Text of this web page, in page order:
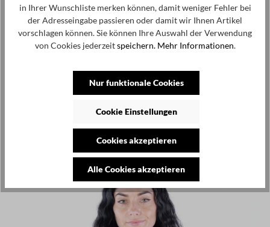
Zum Merkzettel hinzufügen
Produktnummer / -name: 23686-ZM225 - black - 4
Repräsentant in der EU: Alper Zilberman, Callejon de la cuesta 11,
28120 Santo Domingo, Madrid, Spain,
alper@zilbermanwardrobe.com
Produktgalerie überspringen
Kunden haben sich ebenfalls angesehen
in Ihrer Wunschliste merken können, damit weniger Fehler bei
der Adresseingabe passieren oder damit wir Ihnen Artikel
vorschlagen können. Sie können Ihre Auswahl der Verwendung
von Cookies jederzeitspeichern. Mehr Informationen.
Nur funktionale Cookies
Cookie Einstellungen
Cookies akzeptieren
Alle Cookies akzeptieren